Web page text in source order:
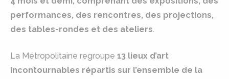
performances, des rencontres, des projections,
des tables-rondes et des ateliers.
La Métropolitaine regroupe 13 lieux d’art
incontournables répartis sur l’ensemble de la